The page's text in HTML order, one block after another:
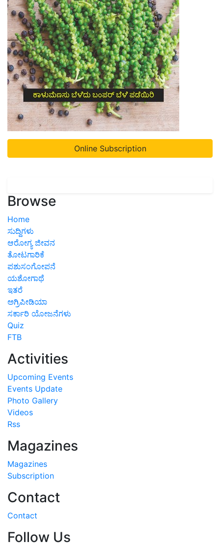
Online Subscription
Browse
Home
ಸುದ್ದಿಗಳು
ಆರೋಗ್ಯ ಜೀವನ
ತೋಟಗಾರಿಕೆ
ಪಶುಸಂಗೋಪನೆ
ಯಶೋಗಾಥೆ
ಇತರೆ
ಅಗ್ರಿಪೀಡಿಯಾ
ಸರ್ಕಾರಿ ಯೋಜನೆಗಳು
Quiz
FTB
Activities
Upcoming Events
Events Update
Photo Gallery
Videos
Rss
Magazines
Magazines
Subscription
Contact
Contact
Follow Us